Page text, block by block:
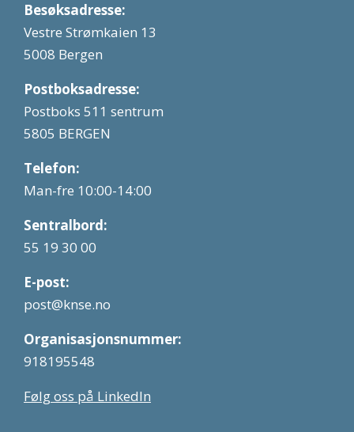
Besøksadresse:
Vestre Strømkaien 13
5008 Bergen
Postboksadresse:
Postboks 511 sentrum
5805 BERGEN
Telefon:
Man-fre 10:00-14:00
Sentralbord:
55 19 30 00
E-post:
post@knse.no
Organisasjonsnummer:
918195548
Følg oss på LinkedIn